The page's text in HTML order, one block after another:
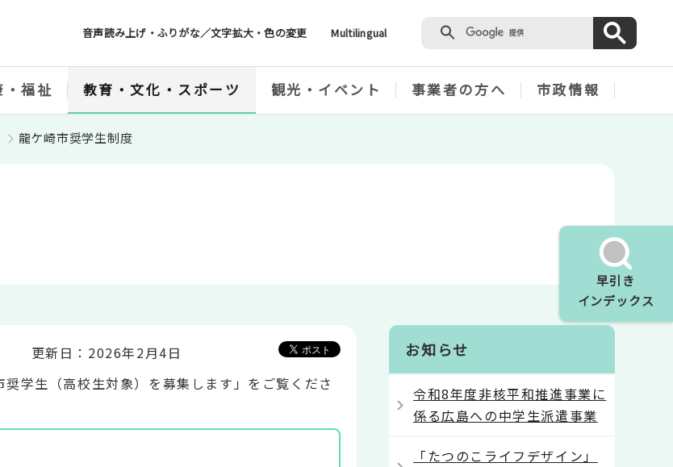
音声読み上げ・ふりがな／文字拡大・色の変更 Multilingual
早引き
インデックス
・福祉 教育・文化・スポーツ 観光・イベント 事業者の方へ 市政情報
龍ケ崎市奨学生制度
更新日：2026年2月4日
学生（高校生対象）を募集します」をご覧くださ
お知らせ
令和8年度非核平和推進事業に
係る広島への中学生派遣事業
「たつのこライフデザイン」